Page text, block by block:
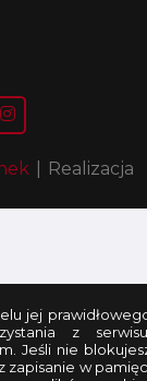
Realizacja
jej
z
Jeśli nie
zapisanie w